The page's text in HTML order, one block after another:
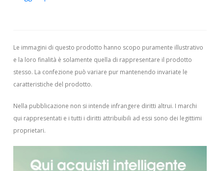
Le immagini di questo prodotto hanno scopo puramente illustrativo
e la loro finalità è solamente quella di rappresentare il prodotto
stesso. La confezione può variare pur mantenendo invariate le
caratteristiche del prodotto.
Nella pubblicazione non si intende infrangere diritti altrui. I marchi
qui rappresentati e i tutti i diritti attribuibili ad essi sono dei legittimi
proprietari.